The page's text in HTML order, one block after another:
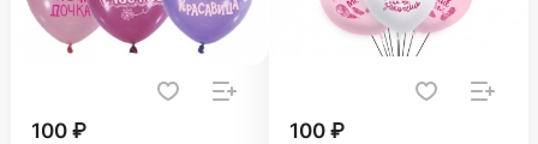
100 ₽ 100 ₽